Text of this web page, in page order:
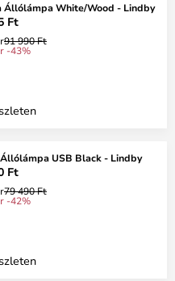
Állólámpa White/Wood - Lindby
Ft
91 990 Ft
-43%
USB Black - Lindby
Ft
79 490 Ft
-42%